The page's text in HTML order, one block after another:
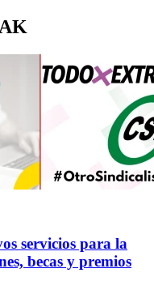
servicios para la
becas y premios